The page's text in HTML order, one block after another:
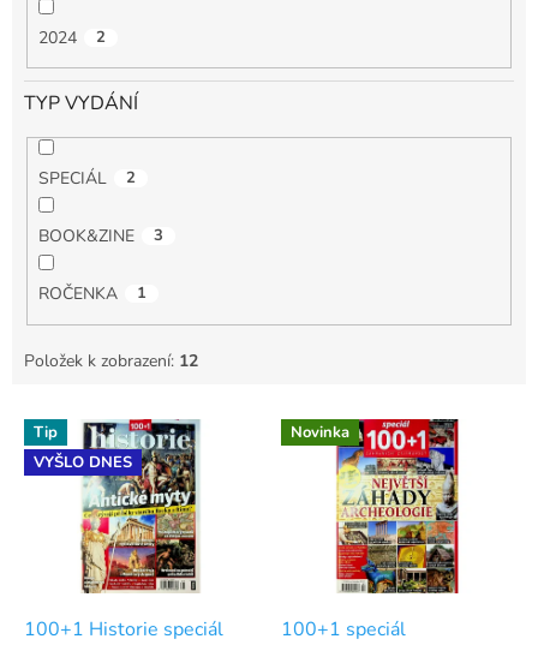
2024 2
TYP VYDÁNÍ
SPECIÁL 2
BOOK&ZINE 3
ROČENKA 1
Položek k zobrazení: 12
V
p
Tip
VYŠLO DNES
100+1 Historie speciál
Novinka
100+1 speciál